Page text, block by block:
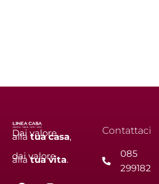
Dai valore
allatua casa,
dai valore
allatua vita.
Contattaci
085
299182